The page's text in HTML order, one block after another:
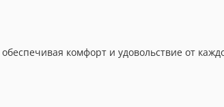
комфорт и удовольствие от